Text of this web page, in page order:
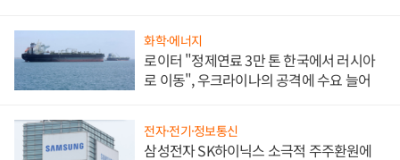
화학·에너지
로이터 "정제연료 3만 톤 한국에서 러시아
로 이동", 우크라이나의 공격에 수요 늘어
전자·전기·정보통신
삼성전자 SK하이닉스 소극적 주주환원에